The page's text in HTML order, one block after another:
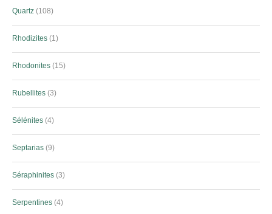
Quartz 108
Rhodizites 1
Rhodonites 15
Rubellites 3
Sélénites 4
Septarias 9
Séraphinites 3
Serpentines 4